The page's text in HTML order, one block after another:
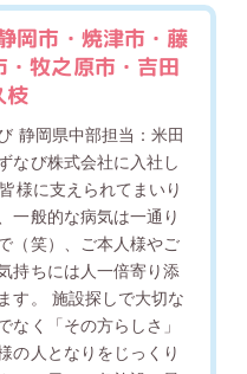
岡市・焼津市・藤
・牧之原市・吉田
枝
静岡県中部担当：米田
なび株式会社に入社し
様に支えられてまいり
一般的な病気は一通り
（笑）、ご本人様やご
持ちには人一倍寄り添
す。 施設探しで大切な
なく「その方らしさ」
の人となりをじっくり